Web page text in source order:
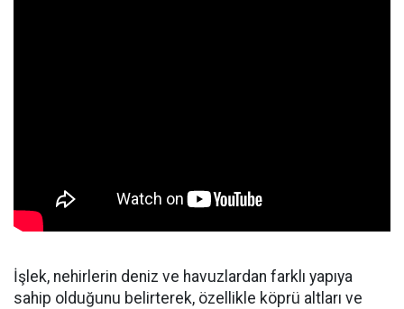
İşlek, nehirlerin deniz ve havuzlardan farklı yapıya
sahip olduğunu belirterek, özellikle köprü altları ve